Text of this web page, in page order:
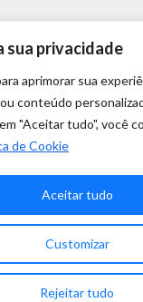
sua privacidade
aprimorar sua
conteúdo
"Aceitar tudo", você
de Cookie
Customizar
Rejeitar tudo
Aceitar tudo
09h às 18h
2021-Todos os